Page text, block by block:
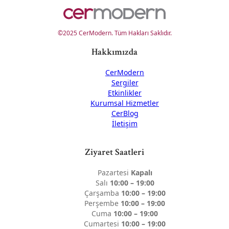
©2025 CerModern. Tüm Hakları Saklıdır.
Hakkımızda
CerModern
Sergiler
Etkinlikler
Kurumsal Hizmetler
CerBlog
İletişim
Ziyaret Saatleri
Pazartesi Kapalı
Salı 10:00 – 19:00
Çarşamba 10:00 – 19:00
Perşembe 10:00 – 19:00
Cuma 10:00 – 19:00
Cumartesi 10:00 – 19:00